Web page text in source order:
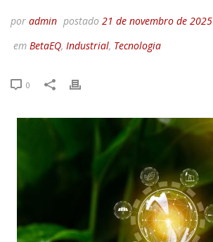
por admin postado 21 de novembro de 2025
em BetaEQ, Industrial, Tecnologia
0